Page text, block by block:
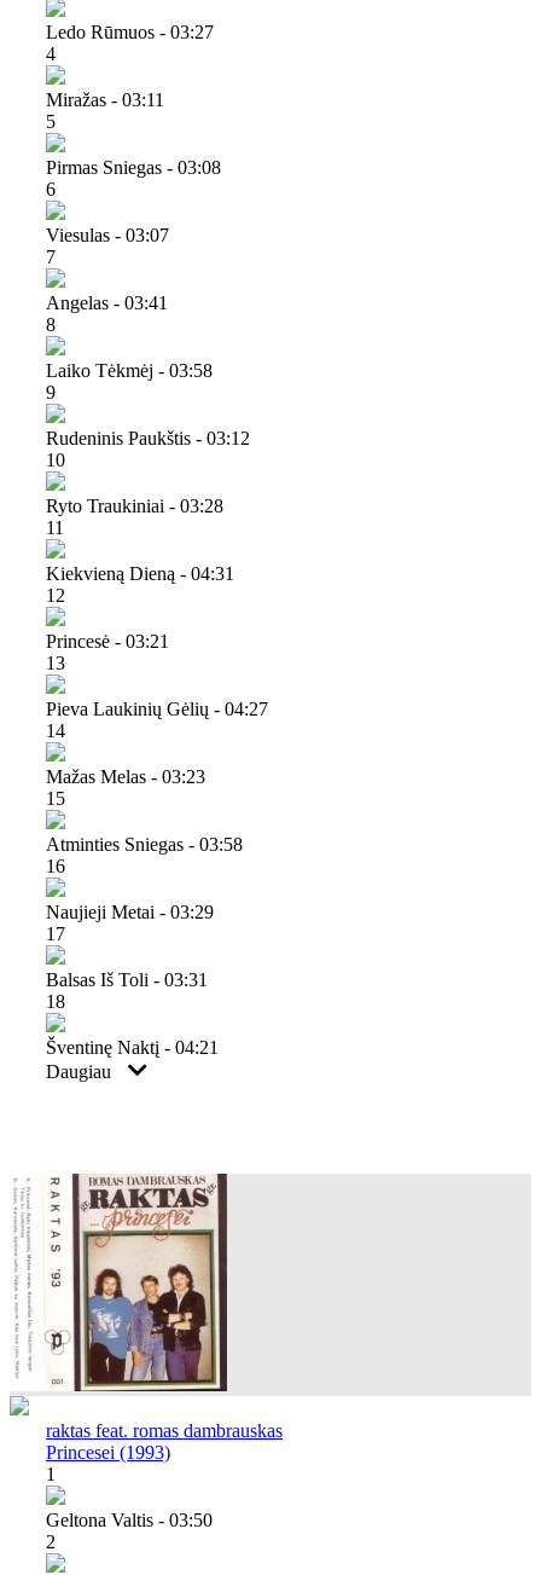
Ledo Rūmuos - 03:27
4
Miražas - 03:11
5
Pirmas Sniegas - 03:08
6
Viesulas - 03:07
7
Angelas - 03:41
8
Laiko Tėkmėj - 03:58
9
Rudeninis Paukštis - 03:12
10
Ryto Traukiniai - 03:28
11
Kiekvieną Dieną - 04:31
12
Princesė - 03:21
13
Pieva Laukinių Gėlių - 04:27
14
Mažas Melas - 03:23
15
Atminties Sniegas - 03:58
16
Naujieji Metai - 03:29
17
Balsas Iš Toli - 03:31
18
Šventinę Naktį - 04:21
Daugiau
raktas feat. romas dambrauskas
Princesei (1993)
1
Geltona Valtis - 03:50
2